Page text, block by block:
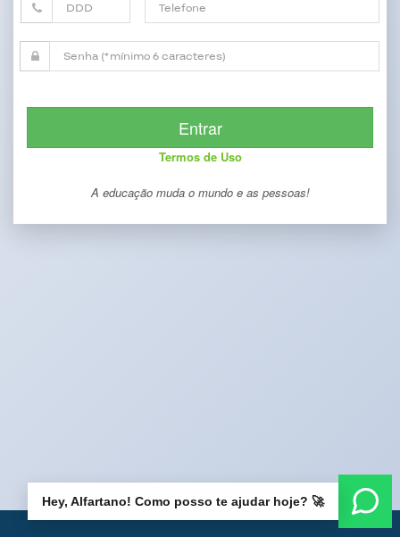
Termos de Uso
A educação muda o mundo e as pessoas!
Hey, Alfartano! Como posso te ajudar hoje? 🚀